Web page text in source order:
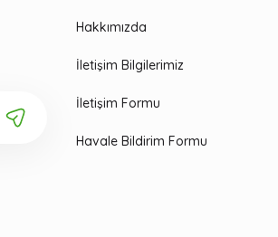
Hakkımızda
İletişim Bilgilerimiz
İletişim Formu
Havale Bildirim Formu